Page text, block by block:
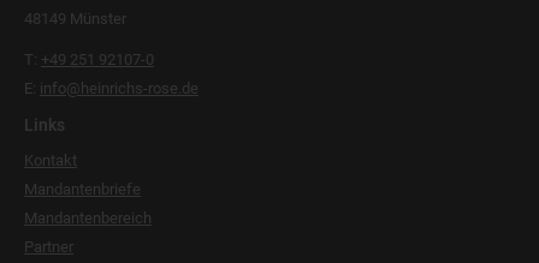
48149 Münster
T: +49 251 92107-0
E: info@heinrichs-rose.de
Links
Kontakt
Mandantenbriefe
Mandantenbereich
Partner